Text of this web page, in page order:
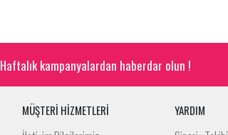
Haftalık kampanyalardan haberdar olun !
MÜŞTERİ HİZMETLERİ YARDIM